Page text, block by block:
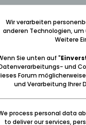
unter
Wir verarbeiten
anderen Technologien,
Weitere
Sie unten auf "
und
Forum
und Verarbeitung Ihrer
process personal data
to deliver our services,